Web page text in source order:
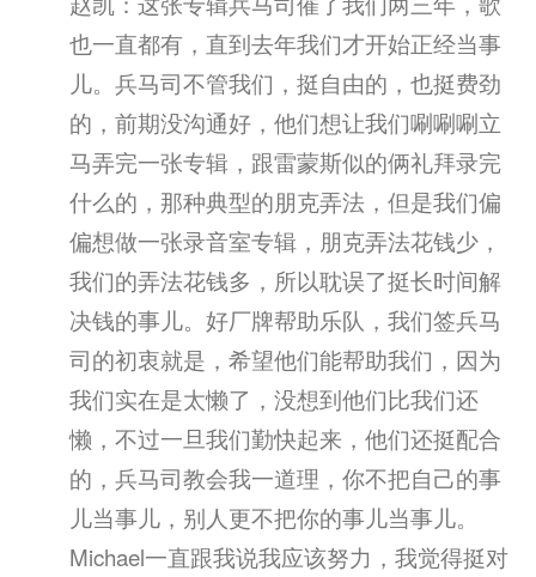
也一直都有，直到去年我们才开始正经当事
儿。兵马司不管我们，挺自由的，也挺费劲
的，前期没沟通好，他们想让我们唰唰唰立
马弄完一张专辑，跟雷蒙斯似的俩礼拜录完
什么的，那种典型的朋克弄法，但是我们偏
偏想做一张录音室专辑，朋克弄法花钱少，
我们的弄法花钱多，所以耽误了挺长时间解
决钱的事儿。好厂牌帮助乐队，我们签兵马
司的初衷就是，希望他们能帮助我们，因为
我们实在是太懒了，没想到他们比我们还
懒，不过一旦我们勤快起来，他们还挺配合
的，兵马司教会我一道理，你不把自己的事
儿当事儿，别人更不把你的事儿当事儿。
Michael一直跟我说我应该努力，我觉得挺对